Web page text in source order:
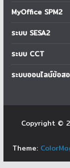
MyOffice SPM2
ระบบ SESA2
ระบบ CCT
ระบบออนไลน์ข้อส
Copyright ©
Theme: